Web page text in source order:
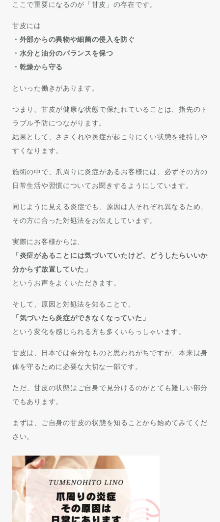
ここで重要になるのが「甘皮」の存在です。
甘皮には
・外部からの異物や細菌の侵入を防ぐ
・水分と油分のバランスを保つ
・乾燥から守る
といった働きがあります。
つまり、甘皮が健康な状態で保たれていることは、指先のト
ラブル予防につながります。
結果として、ささくれや炎症が起こりにくい状態を維持しや
すくなります。
施術の中で、爪周りに炎症があるお客様には、必ずその方の
日常生活や習慣についてお聞きするようにしています。
同じように見える炎症でも、原因は人それぞれ異なるため、
その方に合った対処法をお伝えしています。
実際にお客様からは、
「炎症があることには気づいていたけど、どうしたらいいか
分からず放置していた」
というお声をよくいただきます。
そして、原因と対処法を知ることで、
「気づいたら炎症ができなくなっていた」
という変化を感じられる方も多くいらっしゃいます。
甘皮は、日本では余分なものと思われがちですが、本来は身
体を守るために必要な大切な一部です。
ただ、甘皮の状態はご自身で見分けるのがとても難しい部分
でもあります。
まずは、ご自身の甘皮の状態を知ることから始めてみてくだ
さい。